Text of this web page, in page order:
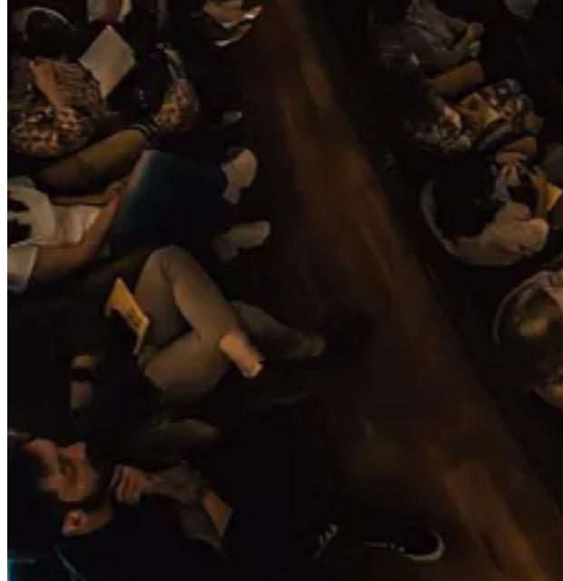
Te-ai intrebat vreodata cum praful din Sahara ajunge sa hraneasca padurile tropicale din
docu-seria
"Connected", de pe Netflix, in care cercetatorul in stiinte, Latif Nasser, iti va
E fascinant felul in care totul pe planeta asta (si in Univers) este interconectat, iar
reusit sa ma faca sa-l vizionez dintr-o suflare.